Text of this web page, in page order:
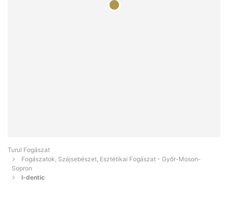
Turul Fogászat
Fogászatok, Szájsebészet, Esztétikai Fogászat - Győr-Moson-
Sopron
I-dentic